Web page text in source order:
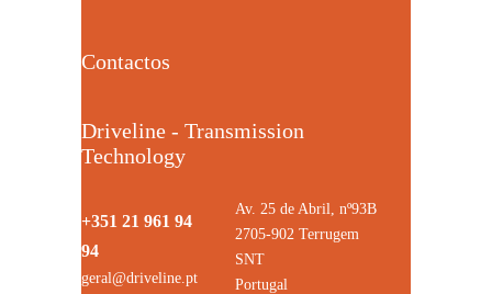
Contactos
Driveline - Transmission
Technology
+351 21 961 94
94
geral@driveline.pt
Av. 25 de Abril, nº93B
2705-902 Terrugem
SNT
Portugal